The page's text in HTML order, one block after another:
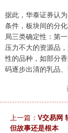
据此，华泰证券认
条件，板块间的分
局三类确定性：第
压力不大的资源品
性的品种，如部分
码逐步出清的乳品
上一篇： V交易网
但故事还是根本